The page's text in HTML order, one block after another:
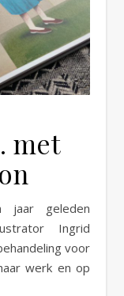
met
Ingrid
voor
werk en op